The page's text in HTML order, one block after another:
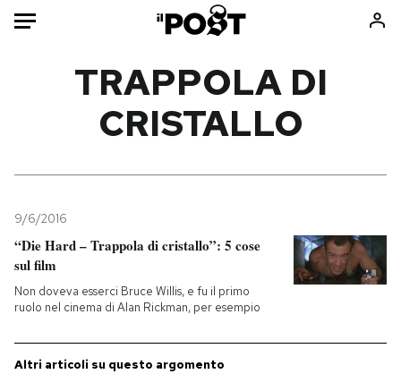
Mondo
Tecnologia
Internet
Cultura
Sport
Libri
Ok Boomer!
Europa
TRAPPOLA DI
CRISTALLO
9/6/2016
“Die Hard – Trappola di cristallo”: 5 cose
sul film
Non doveva esserci Bruce Willis, e fu il primo
ruolo nel cinema di Alan Rickman, per esempio
Altri articoli su questo argomento